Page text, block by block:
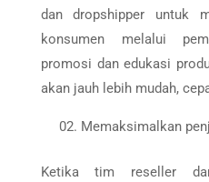
dan dropshipper untuk
konsumen melalui
promosi dan edukasi
akan jauh lebih mudah,
Memaksimalkan
Ketika tim reseller